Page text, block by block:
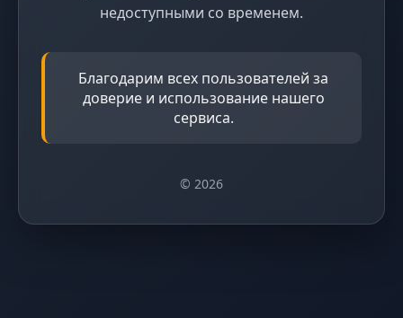
недоступными со временем.
Благодарим всех пользователей за
доверие и использование нашего
сервиса.
© 2026